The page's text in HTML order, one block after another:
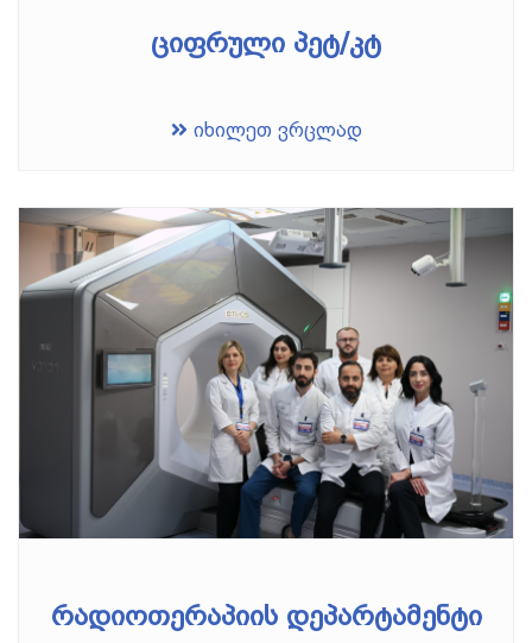
ციფრული პეტ/კტ
იხილეთ ვრცლად
რადიოთერაპიის დეპარტამენტი